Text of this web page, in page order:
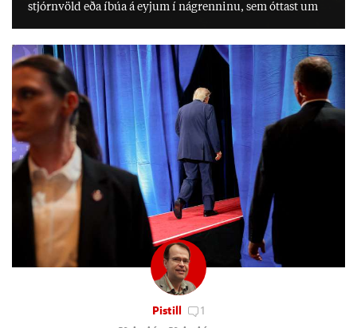
stjórn­völd eða íbúa á eyj­um í ná­grenn­inu, sem ótt­ast um
Pistill 1